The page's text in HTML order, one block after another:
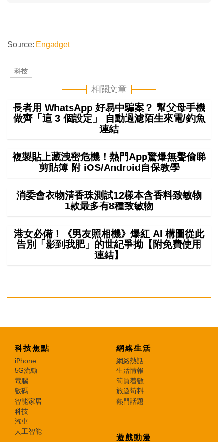
Source: Engadget
科技
相關文章
長者用 WhatsApp 好易中騙案？ 幫父母手機
做齊「這 3 個設定」 自動過濾陌生來電/釣魚
連結
複製貼上藏洩密危機！熱門App驚爆無聲偷睇
剪貼簿 附 iOS/Android自保教學
消委會衣物清香珠測試12樣本含香料致敏物
1款最多有8種致敏物
港女必備！《男友照相機》爆紅 AI 構圖從此
告別「影到我肥」的世紀爭拗【附免費使用
連結】
科技焦點
iPhone
5G流動
電腦
數碼
智能家居
科技
汽車
人工智能
網絡生活
網絡熱話
生活情報
筍買着數
旅遊筍料
熱門話題
遊戲動漫